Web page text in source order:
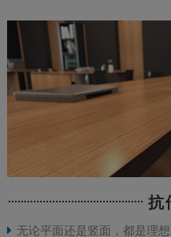
抗
无论平面还是竖面，都是理